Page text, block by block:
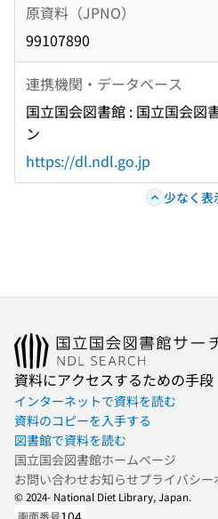
原資料（JPNO）
99107890
連携機関・データベース
国立国会図書館 : 国立国会図
ン
https://dl.ndl.go.jp
少なく表
資料にアクセスするための手段
インターネットで資料を読む
資料のコピーを入手する
図書館で資料を読む
国立国会図書館ホームページ
お問い合わせお知らせプライバシー
© 2024- National Diet Library, Japan.
画面番号